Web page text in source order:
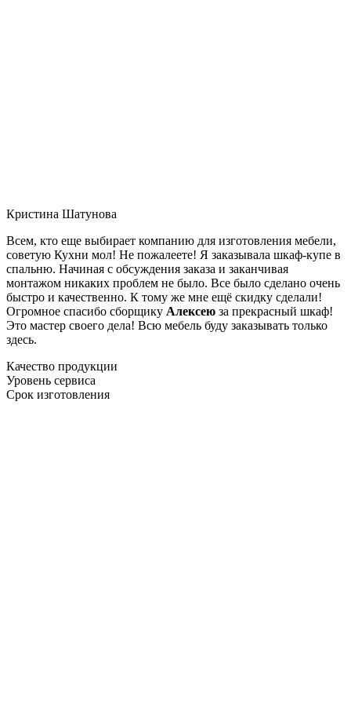
Кристина Шатунова
Всем, кто еще выбирает компанию для изготовления мебели,
советую Кухни мол! Не пожалеете! Я заказывала шкаф-купе в
спальню. Начиная с обсуждения заказа и заканчивая
монтажом никаких проблем не было. Все было сделано очень
быстро и качественно. К тому же мне ещё скидку сделали!
Огромное спасибо сборщику Алексею за прекрасный шкаф!
Это мастер своего дела! Всю мебель буду заказывать только
здесь.
Качество продукции
Уровень сервиса
Срок изготовления